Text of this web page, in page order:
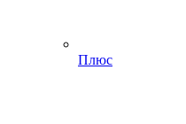
Плюс